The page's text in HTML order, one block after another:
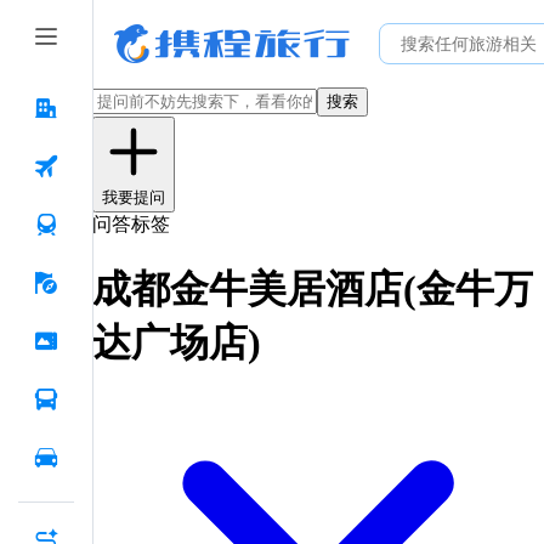
搜索
我要提问
问答标签
成都金牛美居酒店(金牛万
达广场店)